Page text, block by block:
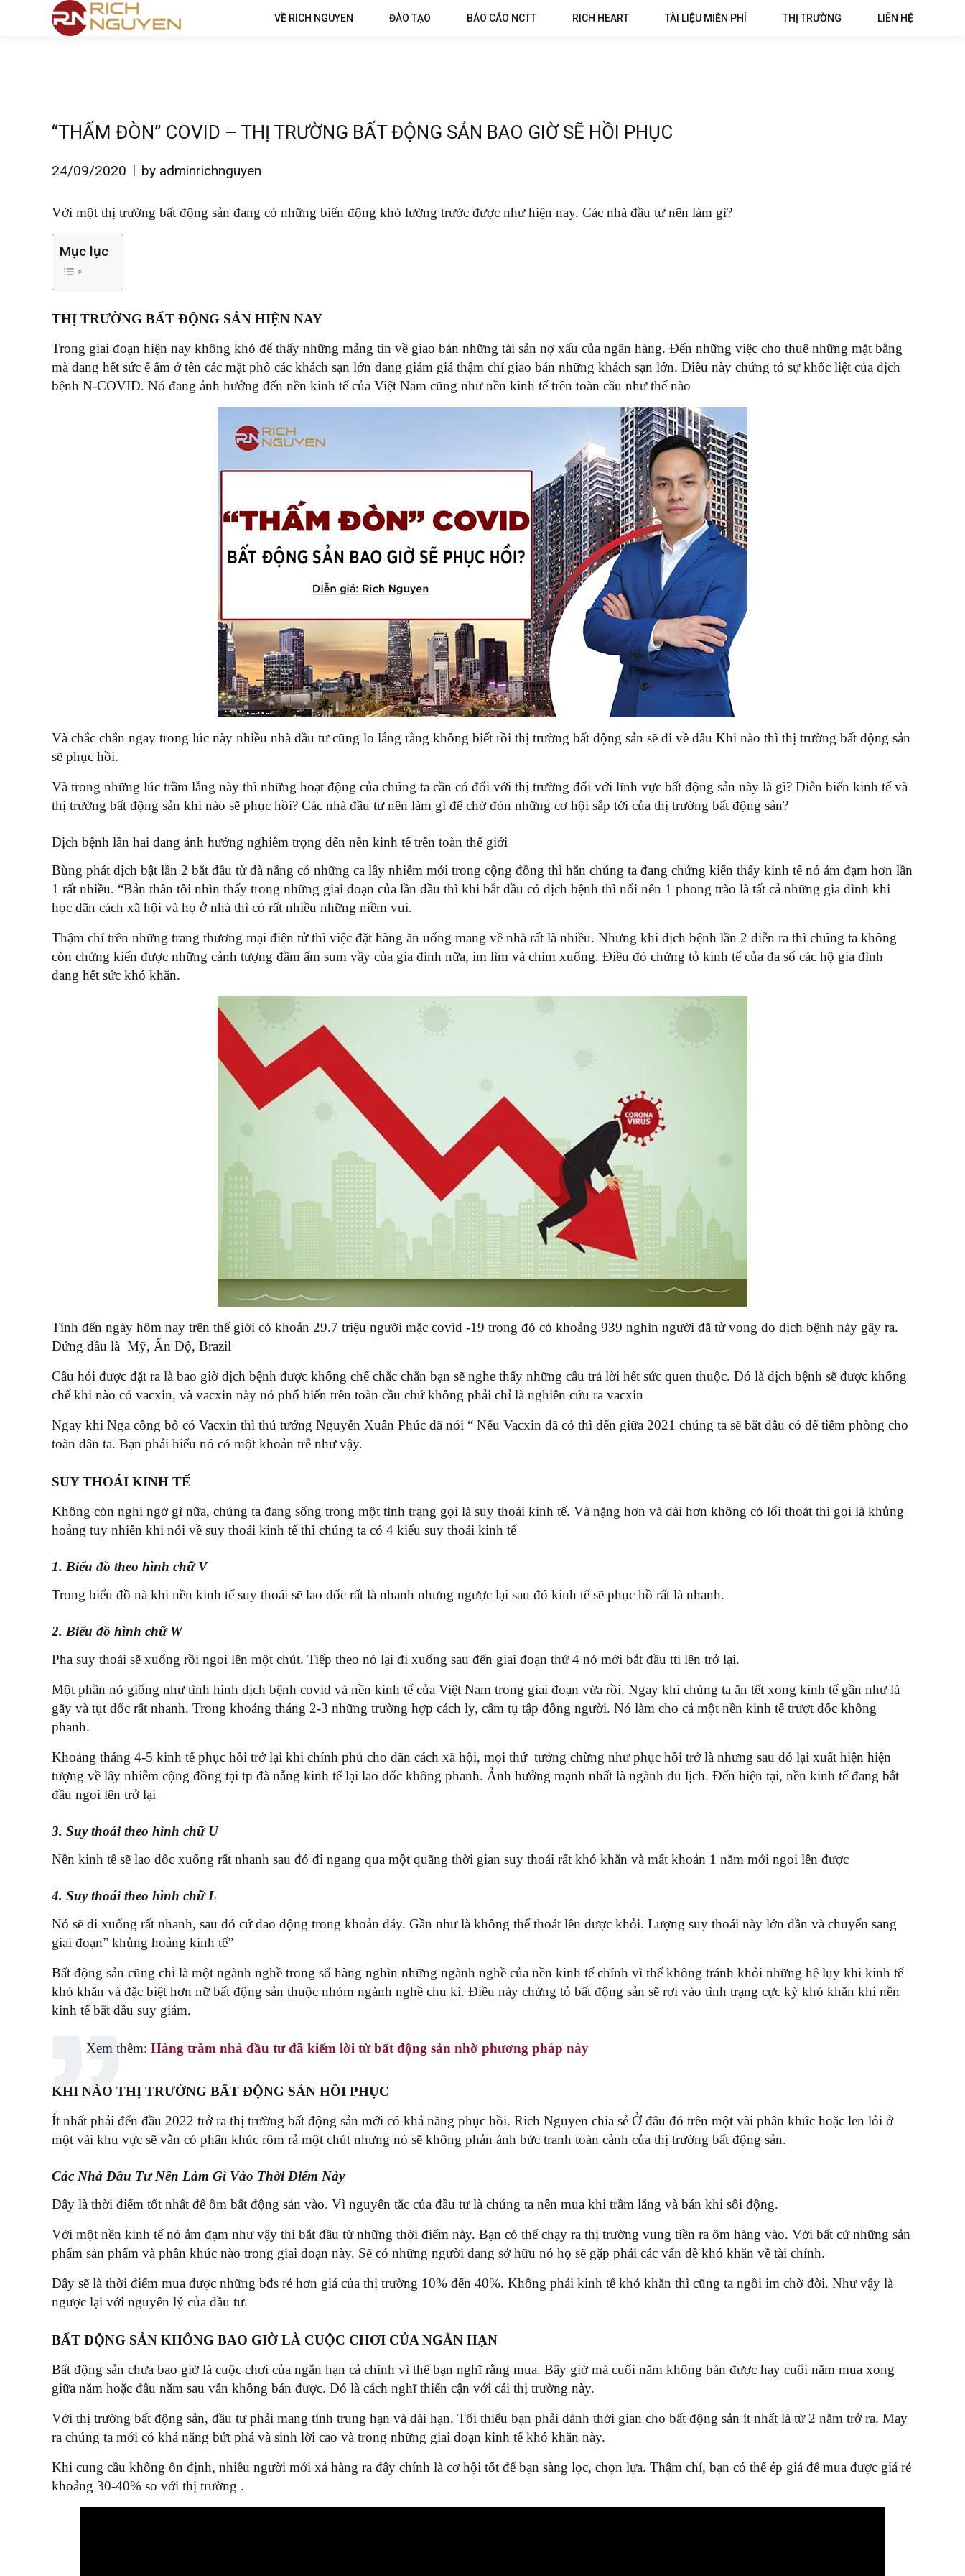
VỀ RICH NGUYEN ĐÀO TẠO BÁO CÁO NCTT RICH HEART TÀI LIỆU MIỄN PHÍ THỊ TRƯỜNG LIÊN HỆ
“THẤM ĐÒN” COVID – THỊ TRƯỜNG BẤT ĐỘNG SẢN BAO GIỜ SẼ HỒI PHỤC
24/09/2020 by adminrichnguyen
Với một thị trường bất động sản đang có những biến động khó lường trước được như hiện nay. Các nhà đầu tư nên làm gì?
Mục lục
THỊ TRƯỜNG BẤT ĐỘNG SẢN HIỆN NAY
Trong giai đoạn hiện nay không khó để thấy những mảng tin về giao bán những tài sản nợ xấu của ngân hàng. Đến những việc cho thuê những mặt bằng
mà đang hết sức ế ẩm ở tên các mặt phố các khách sạn lớn đang giảm giá thậm chí giao bán những khách sạn lớn. Điều này chứng tỏ sự khốc liệt của dịch
bệnh N-COVID. Nó đang ảnh hưởng đến nền kinh tế của Việt Nam cũng như nền kinh tế trên toàn cầu như thế nào
Và chắc chắn ngay trong lúc này nhiều nhà đầu tư cũng lo lắng rằng không biết rồi thị trường bất động sản sẽ đi về đâu Khi nào thì thị trường bất động sản
sẽ phục hồi.
Và trong những lúc trầm lắng này thì những hoạt động của chúng ta cần có đối với thị trường đối với lĩnh vực bất động sản này là gì? Diễn biến kinh tế và
thị trường bất động sản khi nào sẽ phục hồi? Các nhà đầu tư nên làm gì để chờ đón những cơ hội sắp tới của thị trường bất động sản?
Dịch bệnh lần hai đang ảnh hưởng nghiêm trọng đến nền kinh tế trên toàn thế giới
Bùng phát dịch bật lần 2 bắt đầu từ đà nẵng có những ca lây nhiễm mới trong cộng đồng thì hẳn chúng ta đang chứng kiến thấy kinh tế nó ảm đạm hơn lần
1 rất nhiều. “Bản thân tôi nhìn thấy trong những giai đoạn của lần đầu thì khi bắt đầu có dịch bệnh thì nổi nên 1 phong trào là tất cả những gia đình khi
học dãn cách xã hội và họ ở nhà thì có rất nhiều những niềm vui.
Thậm chí trên những trang thương mại điện tử thì việc đặt hàng ăn uống mang về nhà rất là nhiều. Nhưng khi dịch bệnh lần 2 diễn ra thì chúng ta không
còn chứng kiến được những cảnh tượng đầm ấm sum vầy của gia đình nữa, im lìm và chìm xuống. Điều đó chứng tỏ kinh tế của đa số các hộ gia đình
đang hết sức khó khăn.
Tính đến ngày hôm nay trên thế giới có khoản 29.7 triệu người mặc covid -19 trong đó có khoảng 939 nghìn người đã tử vong do dịch bệnh này gây ra.
Đứng đầu là Mỹ, Ấn Độ, Brazil
Câu hỏi được đặt ra là bao giờ dịch bệnh được khống chế chắc chắn bạn sẽ nghe thấy những câu trả lời hết sức quen thuộc. Đó là dịch bệnh sẽ được khống
chế khi nào có vacxin, và vacxin này nó phổ biến trên toàn cầu chứ không phải chỉ là nghiên cứu ra vacxin
Ngay khi Nga công bố có Vacxin thì thủ tướng Nguyễn Xuân Phúc đã nói “ Nếu Vacxin đã có thì đến giữa 2021 chúng ta sẽ bắt đầu có để tiêm phòng cho
toàn dân ta. Bạn phải hiểu nó có một khoản trễ như vậy.
SUY THOÁI KINH TẾ
Không còn nghi ngờ gì nữa, chúng ta đang sống trong một tình trạng gọi là suy thoái kinh tế. Và nặng hơn và dài hơn không có lối thoát thì gọi là khủng
hoảng tuy nhiên khi nói về suy thoái kinh tế thì chúng ta có 4 kiểu suy thoái kinh tế
1. Biểu đồ theo hình chữ V
Trong biểu đồ nà khi nền kinh tế suy thoái sẽ lao dốc rất là nhanh nhưng ngược lại sau đó kinh tế sẽ phục hồ rất là nhanh.
2. Biểu đồ hình chữ W
Pha suy thoái sẽ xuống rồi ngoi lên một chút. Tiếp theo nó lại đi xuống sau đến giai đoạn thứ 4 nó mới bắt đầu tti lên trở lại.
Một phần nó giống như tình hình dịch bệnh covid và nền kinh tế của Việt Nam trong giai đoạn vừa rồi. Ngay khi chúng ta ăn tết xong kinh tế gần như là
gãy và tụt dốc rất nhanh. Trong khoảng tháng 2-3 những trường hợp cách ly, cấm tụ tập đông người. Nó làm cho cả một nền kinh tế trượt dốc không
phanh.
Khoảng tháng 4-5 kinh tế phục hồi trở lại khi chính phủ cho dãn cách xã hội, mọi thứ tưởng chừng như phục hồi trở là nhưng sau đó lại xuất hiện hiện
tượng về lây nhiễm cộng đồng tại tp đà nẵng kinh tế lại lao dốc không phanh. Ảnh hưởng mạnh nhất là ngành du lịch. Đến hiện tại, nền kinh tế đang bắt
đầu ngoi lên trở lại
3. Suy thoái theo hình chữ U
Nền kinh tế sẽ lao dốc xuống rất nhanh sau đó đi ngang qua một quãng thời gian suy thoái rất khó khắn và mất khoản 1 năm mới ngoi lên được
4. Suy thoái theo hình chữ L
Nó sẽ đi xuống rất nhanh, sau đó cứ dao động trong khoản đáy. Gần như là không thể thoát lên được khỏi. Lượng suy thoái này lớn dần và chuyển sang
giai đoạn” khủng hoảng kinh tế”
Bất động sản cũng chỉ là một ngành nghề trong số hàng nghìn những ngành nghề của nền kinh tế chính vì thế không tránh khỏi những hệ lụy khi kinh tế
khó khăn và đặc biệt hơn nữ bất động sản thuộc nhóm ngành nghề chu kì. Điều này chứng tỏ bất động sản sẽ rơi vào tình trạng cực kỳ khó khăn khi nền
kinh tế bắt đầu suy giảm.
Xem thêm: Hàng trăm nhà đầu tư đã kiếm lời từ bất động sản nhờ phương pháp này
KHI NÀO THỊ TRƯỜNG BẤT ĐỘNG SẢN HỒI PHỤC
Ít nhất phải đến đầu 2022 trở ra thị trường bất động sản mới có khả năng phục hồi. Rich Nguyen chia sẻ Ở đâu đó trên một vài phân khúc hoặc len lỏi ở
một vài khu vực sẽ vẫn có phân khúc rôm rả một chút nhưng nó sẽ không phản ánh bức tranh toàn cảnh của thị trường bất động sản.
Các Nhà Đầu Tư Nên Làm Gì Vào Thời Điểm Này
Đây là thời điểm tốt nhất để ôm bất động sản vào. Vì nguyên tắc của đầu tư là chúng ta nên mua khi trầm lắng và bán khi sôi động.
Với một nền kinh tế nó ảm đạm như vậy thì bắt đầu từ những thời điểm này. Bạn có thể chạy ra thị trường vung tiền ra ôm hàng vào. Với bất cứ những sản
phẩm sản phẩm và phân khúc nào trong giai đoạn này. Sẽ có những người đang sở hữu nó họ sẽ gặp phải các vấn đề khó khăn về tài chính.
Đây sẽ là thời điểm mua được những bđs rẻ hơn giá của thị trường 10% đến 40%. Không phải kinh tế khó khăn thì cũng ta ngồi im chờ đời. Như vậy là
ngược lại với nguyên lý của đầu tư.
BẤT ĐỘNG SẢN KHÔNG BAO GIỜ LÀ CUỘC CHƠI CỦA NGẮN HẠN
Bất động sản chưa bao giờ là cuộc chơi của ngắn hạn cả chính vì thế bạn nghĩ rằng mua. Bây giờ mà cuối năm không bán được hay cuối năm mua xong
giữa năm hoặc đầu năm sau vẫn không bán được. Đó là cách nghĩ thiển cận với cái thị trường này.
Với thị trường bất động sản, đầu tư phải mang tính trung hạn và dài hạn. Tối thiểu bạn phải dành thời gian cho bất động sản ít nhất là từ 2 năm trở ra. May
ra chúng ta mới có khả năng bứt phá và sinh lời cao và trong những giai đoạn kinh tế khó khăn này.
Khi cung cầu không ổn định, nhiều người mới xả hàng ra đây chính là cơ hội tốt để bạn sàng lọc, chọn lựa. Thậm chí, bạn có thể ép giá để mua được giá rẻ
khoảng 30-40% so với thị trường .